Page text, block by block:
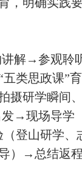
讲解→参观
类思政课”
摄研学瞬间
→现场导学
登山研学
）→总结返